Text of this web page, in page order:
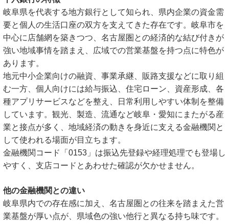
岐阜県を代表する地方銀行として知られ、県内企業の資金需
要と個人の生活口座の双方を支えてきた存在です。岐阜市を
中心に店舗網を築きつつ、名古屋圏との経済的な結び付きが
強い地域事情を踏まえ、広域での営業基盤を持つ点に特色が
あります。
地元中小企業向けの融資、事業承継、販路支援などに取り組
む一方、個人向けには給与振込、住宅ローン、資産形成、各
種アプリサービスなどを整え、日常利用しやすい体制を整備
しています。観光、製造、流通など岐阜・愛知にまたがる産
業と接点が多く、地域経済の動きを身近に支える金融機関と
して使われる場面が目立ちます。
金融機関コード「0153」は振込先登録や経理処理でも登場し
やすく、支店コードとあわせた確認が欠かせません。
他の金融機関との違い
岐阜県内での存在感に加え、名古屋圏との往来を踏まえた営
業基盤が厚い点が、県域色の強い他行と異なる持ち味です。